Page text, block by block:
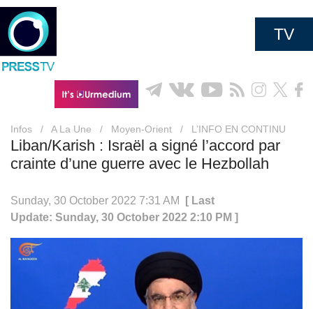
TV
Infos / A La Une / Moyen-Orient / L’INFO EN CONTINU
Liban/Karish : Israël a signé l’accord par
crainte d’une guerre avec le Hezbollah
Sunday, 30 October 2022 7:31 AM
[ Last
Update: Sunday, 30 October 2022 2:10 PM ]